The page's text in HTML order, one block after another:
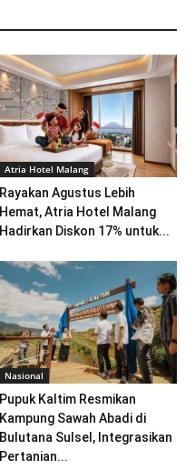
Atria Hotel Malang
Rayakan Agustus Lebih
Hemat, Atria Hotel Malang
Hadirkan Diskon 17% untuk...
Nasional
Pupuk Kaltim Resmikan
Kampung Sawah Abadi di
Bulutana Sulsel, Integrasikan
Pertanian...